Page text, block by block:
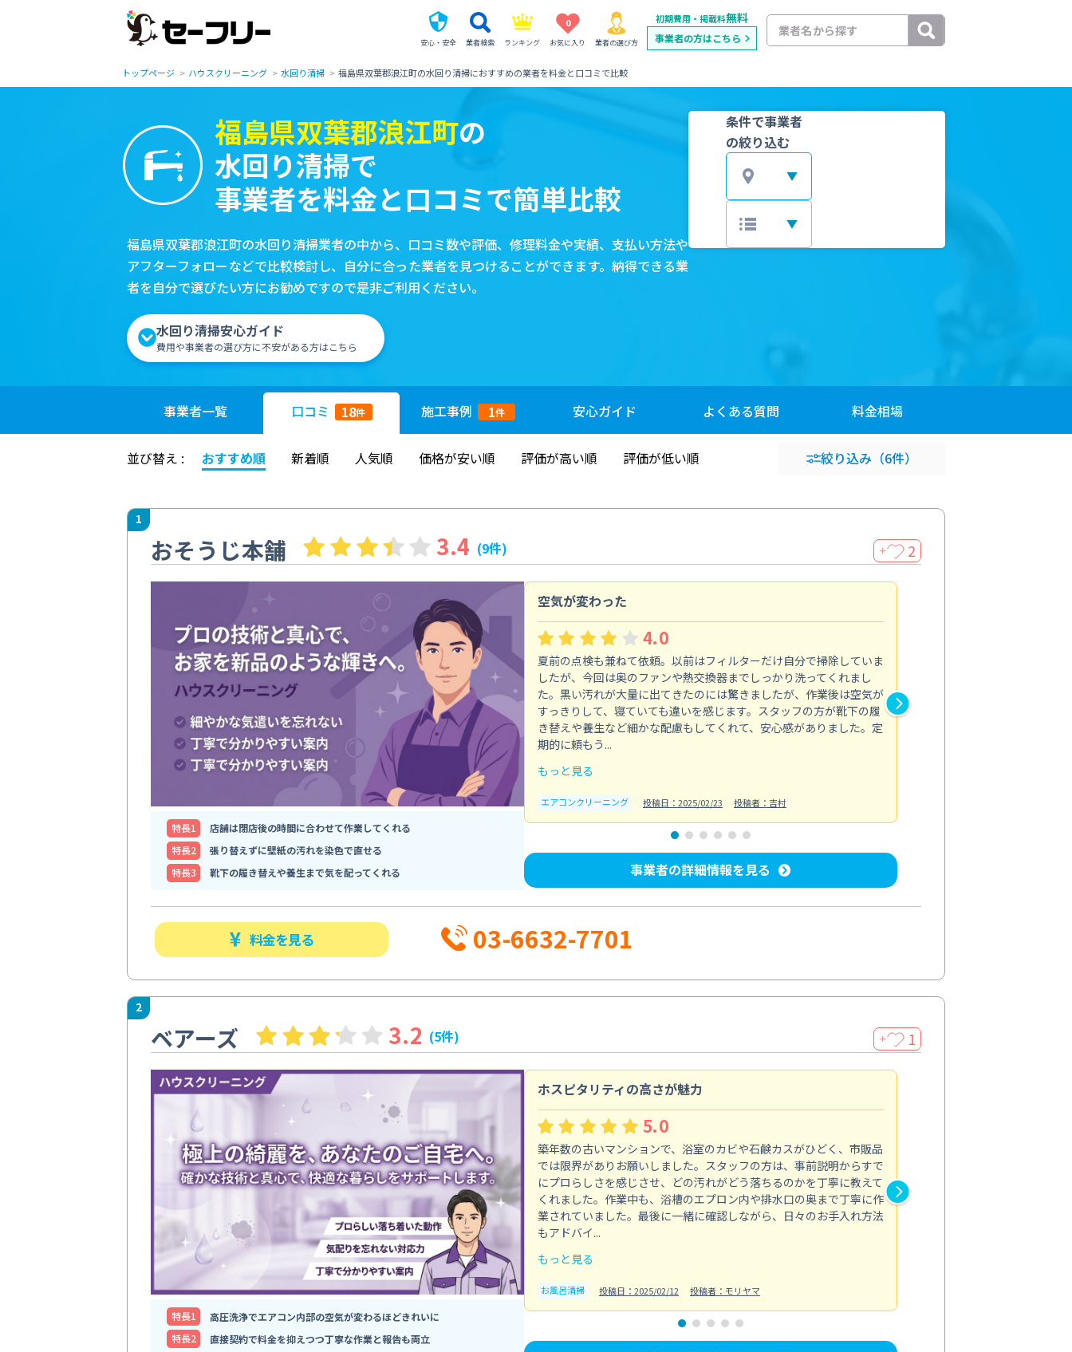
安心・安全 業者検索 ランキング
0
お気に入り 業者の選び方
初期費用・掲載料無料
事業者の方はこちら
トップページ ハウスクリーニング 水回り清掃 福島県双葉郡浪江町の水回り清掃におすすめの業者を料金と口コミで比較
福島県双葉郡浪江町の
水回り清掃で
事業者を料金と口コミで簡単比較
福島県双葉郡浪江町の水回り清掃業者の中から、口コミ数や評価、修理料金や実績、支払い方法や
アフターフォローなどで比較検討し、自分に合った業者を見つけることができます。納得できる業
者を自分で選びたい方にお勧めですので是非ご利用ください。
水回り清掃安心ガイド
費用や事業者の選び方に不安がある方はこちら
条件で事業者
の絞り込む
事業者一覧 口コミ 18件 施工事例 1件 安心ガイド よくある質問 料金相場
並び替え : おすすめ順 新着順 人気順 価格が安い順 評価が高い順 評価が低い順 絞り込み （6件）
1
おそうじ本舗 3.4 (9件) ＋ 2
特⻑1
店舗は閉店後の時間に合わせて作業してくれる
特⻑2
張り替えずに壁紙の汚れを染色で直せる
特⻑3
靴下の履き替えや養生まで気を配ってくれる
空気が変わった
4.0
夏前の点検も兼ねて依頼。以前はフィルターだけ自分で掃除していま
したが、今回は奥のファンや熱交換器までしっかり洗ってくれまし
た。黒い汚れが大量に出てきたのには驚きましたが、作業後は空気が
すっきりして、寝ていても違いを感じます。スタッフの方が靴下の履
き替えや養生など細かな配慮もしてくれて、安心感がありました。定
期的に頼もう...
もっと見る
エアコンクリーニング 投稿日：2025/02/23 投稿者：吉村
事業者の詳細情報を見る
料金を見る 03-6632-7701
2
ベアーズ 3.2 (5件) ＋ 1
特⻑1
高圧洗浄でエアコン内部の空気が変わるほどきれいに
特⻑2
直接契約で料金を抑えつつ丁寧な作業と報告も両立
ホスピタリティの高さが魅力
5.0
築年数の古いマンションで、浴室のカビや石鹸カスがひどく、市販品
では限界がありお願いしました。スタッフの方は、事前説明からすで
にプロらしさを感じさせ、どの汚れがどう落ちるのかを丁寧に教えて
くれました。作業中も、浴槽のエプロン内や排水口の奥まで丁寧に作
業されていました。最後に一緒に確認しながら、日々のお手入れ方法
もアドバイ...
もっと見る
お風呂清掃 投稿日：2025/02/12 投稿者：モリヤマ